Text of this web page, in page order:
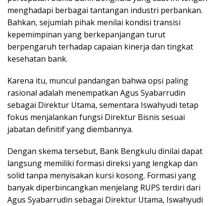
menghadapi berbagai tantangan industri perbankan.
Bahkan, sejumlah pihak menilai kondisi transisi
kepemimpinan yang berkepanjangan turut
berpengaruh terhadap capaian kinerja dan tingkat
kesehatan bank.
Karena itu, muncul pandangan bahwa opsi paling
rasional adalah menempatkan Agus Syabarrudin
sebagai Direktur Utama, sementara Iswahyudi tetap
fokus menjalankan fungsi Direktur Bisnis sesuai
jabatan definitif yang diembannya.
Dengan skema tersebut, Bank Bengkulu dinilai dapat
langsung memiliki formasi direksi yang lengkap dan
solid tanpa menyisakan kursi kosong. Formasi yang
banyak diperbincangkan menjelang RUPS terdiri dari
Agus Syabarrudin sebagai Direktur Utama, Iswahyudi